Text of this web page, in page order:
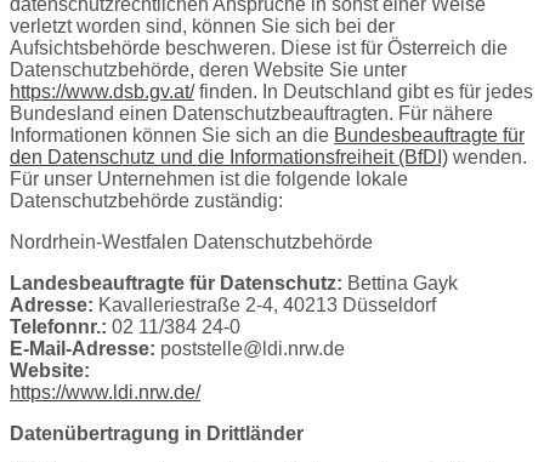
verletzt worden sind, können Sie sich bei der
Aufsichtsbehörde beschweren. Diese ist für Österreich die
Datenschutzbehörde, deren Website Sie unter
https://www.dsb.gv.at/finden. In Deutschland gibt es für jedes
Bundesland einen Datenschutzbeauftragten. Für nähere
Informationen können Sie sich an die Bundesbeauftragte für
den Datenschutz und die Informationsfreiheit (BfDI) wenden.
Für unser Unternehmen ist die folgende lokale
Datenschutzbehörde zuständig:
Nordrhein-Westfalen Datenschutzbehörde
Landesbeauftragte für Datenschutz: Bettina Gayk
Adresse: Kavalleriestraße 2-4, 40213 Düsseldorf
Telefonnr.: 02 11/384 24-0
E-Mail-Adresse: poststelle@ldi.nrw.de
Website:
https://www.ldi.nrw.de/
Datenübertragung in Drittländer